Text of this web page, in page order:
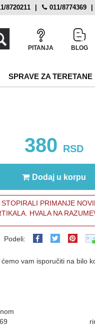
8720211 | 011/8774369 |
PITANJA BLOG
SPRAVE ZA TERETANE
380 RSD
Dodaj u korpu
PRIMANJE
HVALA NA
Podeli:
vam isporučiti na bilo